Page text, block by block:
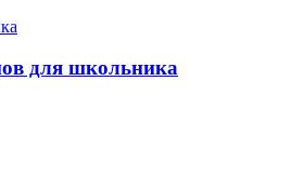
для школьника